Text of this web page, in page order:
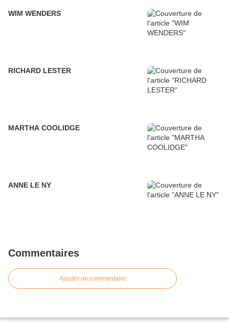
WIM WENDERS
RICHARD LESTER
MARTHA COOLIDGE
ANNE LE NY
Commentaires
Ajouter un commentaire